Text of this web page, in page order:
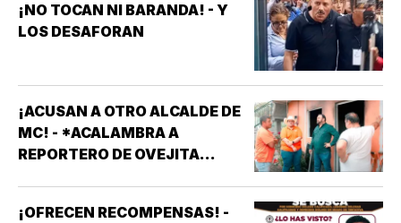
¡NO TOCAN NI BARANDA! - Y
LOS DESAFORAN
¡ACUSAN A OTRO ALCALDE DE
MC! - *ACALAMBRA A
REPORTERO DE OVEJITA
¡OFRECEN RECOMPENSAS! -